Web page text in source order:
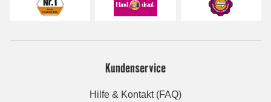
Kundenservice
Hilfe & Kontakt (FAQ)